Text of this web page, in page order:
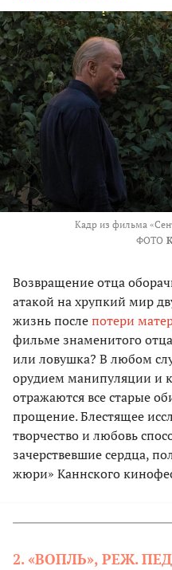
Кадр из фильма
ФОТО
Возвращение отца
атакой на хрупкий мир
жизнь послепотери
фильме знаменитого
или ловушка? В любом
орудием манипуляции и
отражаются все старые
прощение. Блестящее
творчество и любовь
зачерствевшие сердца,
жюри» Каннского
2. «ВОПЛЬ», РЕЖ.